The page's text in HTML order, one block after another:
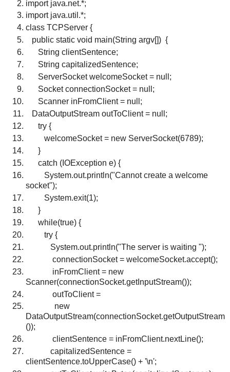
import java.net.*;
import java.util.*;
class TCPServer {
public static void main(String argv[]) {
String clientSentence;
String capitalizedSentence;
ServerSocket welcomeSocket = null;
Socket connectionSocket = null;
Scanner inFromClient = null;
DataOutputStream outToClient = null;
try {
welcomeSocket = new ServerSocket(6789);
}
catch (IOException e) {
System.out.println("Cannot create a welcome
socket");
System.exit(1);
}
while(true) {
try {
System.out.println("The server is waiting ");
connectionSocket = welcomeSocket.accept();
inFromClient = new
Scanner(connectionSocket.getInputStream());
outToClient =
new
DataOutputStream(connectionSocket.getOutputStream
());
clientSentence = inFromClient.nextLine();
capitalizedSentence =
clientSentence.toUpperCase() + '\n';